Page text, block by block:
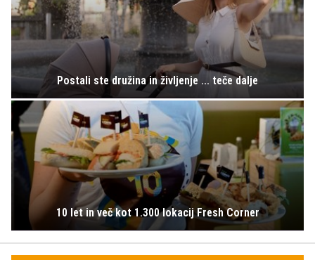
Postali ste družina in življenje ... teče dalje
10 let in več kot 1.300 lokacij Fresh Corner